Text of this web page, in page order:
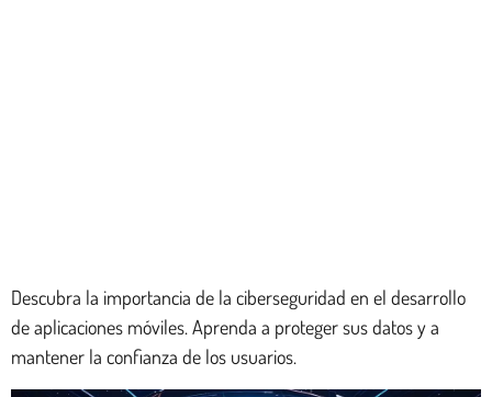
Descubra la importancia de la ciberseguridad en el desarrollo
de aplicaciones móviles. Aprenda a proteger sus datos y a
mantener la confianza de los usuarios.